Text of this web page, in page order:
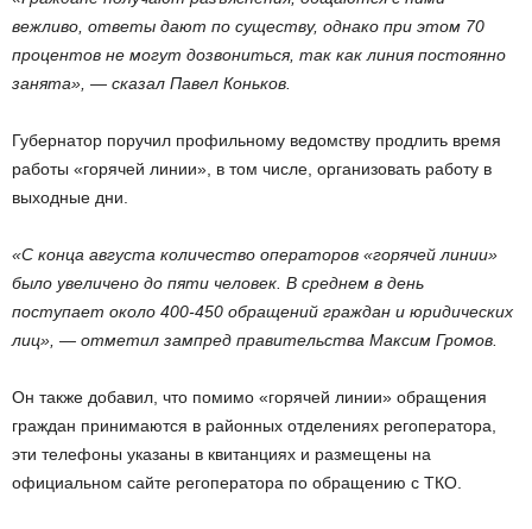
вежливо, ответы дают по существу, однако при этом 70
процентов не могут дозвониться, так как линия постоянно
занята», — сказал Павел Коньков.
Губернатор поручил профильному ведомству продлить время
работы «горячей линии», в том числе, организовать работу в
выходные дни.
«С конца августа количество операторов «горячей линии»
было увеличено до пяти человек. В среднем в день
поступает около 400-450 обращений граждан и юридических
лиц», — отметил зампред правительства Максим Громов.
Он также добавил, что помимо «горячей линии» обращения
граждан принимаются в районных отделениях регоператора,
эти телефоны указаны в квитанциях и размещены на
официальном сайте регоператора по обращению с ТКО.